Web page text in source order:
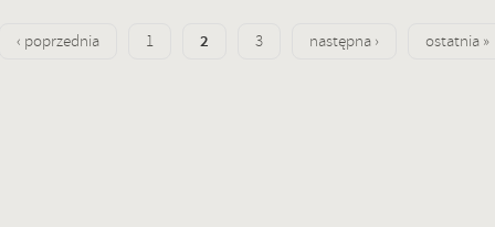
‹ poprzednia Strona
1 2 Strona
3 następna › ostatnia »